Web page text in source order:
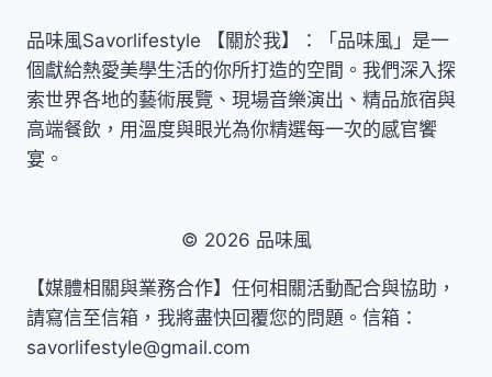
品味風Savorlifestyle 【關於我】：「品味風」是一
個獻給熱愛美學生活的你所打造的空間。我們深入探
索世界各地的藝術展覽、現場音樂演出、精品旅宿與
高端餐飲，用溫度與眼光為你精選每一次的感官饗
宴。
© 2026 品味風
【媒體相關與業務合作】任何相關活動配合與協助，
請寫信至信箱，我將盡快回覆您的問題。信箱：
savorlifestyle@gmail.com